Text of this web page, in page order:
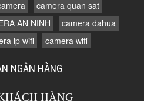
camera quan sat
AN NINH
camera dahua
ip wifi camera wifi
NGÂN HÀNG
HÀNG